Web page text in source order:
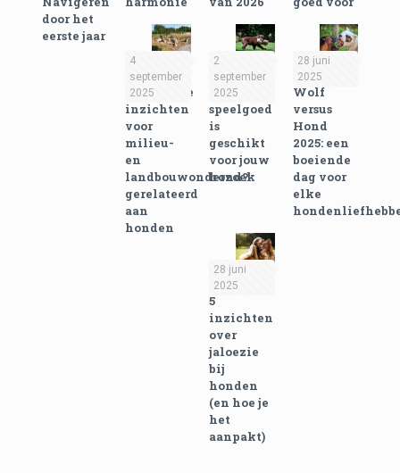
door het
eerste jaar
4
september
2025
Praktische
inzichten
voor
milieu-
en
landbouwonderzoek
gerelateerd
aan
honden
2
september
2025
Welk
speelgoed
is
geschikt
voor jouw
hond?
28 juni
2025
Wolf
versus
Hond
2025: een
boeiende
dag voor
elke
28 juni
2025
5
inzichten
over
jaloezie
bij
honden
(en hoe je
het
aanpakt)